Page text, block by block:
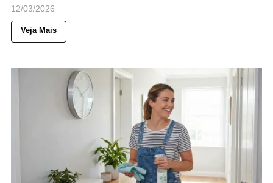
12/03/2026
Veja Mais